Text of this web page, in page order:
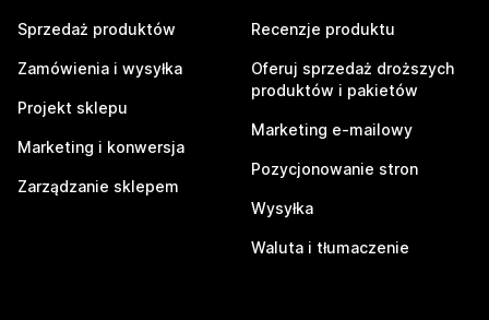
Sprzedaż produktów
Zamówienia i wysyłka
Projekt sklepu
Marketing i konwersja
Zarządzanie sklepem
Recenzje produktu
Oferuj sprzedaż droższych
produktów i pakietów
Marketing e-mailowy
Pozycjonowanie stron
Wysyłka
Waluta i tłumaczenie